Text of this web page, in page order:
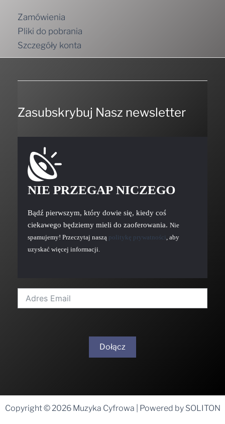
Zamówienia
Pliki do pobrania
Szczegóły konta
Zasubskrybuj Nasz newsletter
NIE PRZEGAP NICZEGO
Bądź pierwszym, który dowie się, kiedy coś
ciekawego będziemy mieli do zaoferowania. Nie
spamujemy! Przeczytaj naszą politykę prywatności, aby
uzyskać więcej informacji.
Dołącz
Copyright © 2026 Muzyka Cyfrowa | Powered by SOLITON